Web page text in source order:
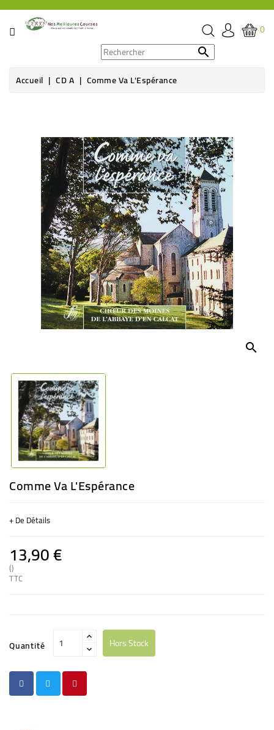
CATÉGORIE
ÉPICERIE
BOISSON
HYGIÈNE
CULTUREL
0

Accueil CD A
Comme Va L'Espérance
search
Comme Va L'Espérance
+ De Détails
13,90 €
()
TTC
Quantité Hors Stock